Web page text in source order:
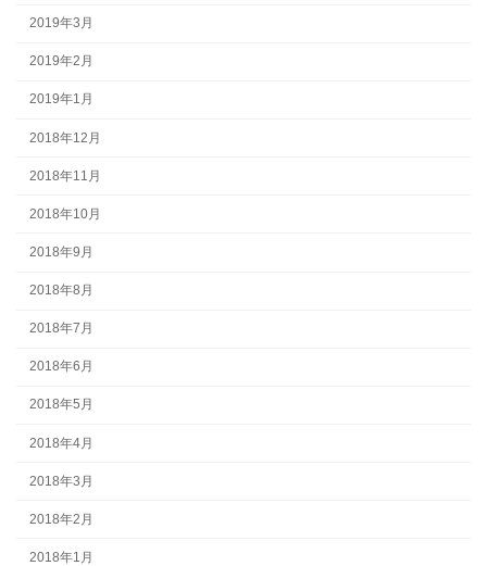
2019年3月
2019年2月
2019年1月
2018年12月
2018年11月
2018年10月
2018年9月
2018年8月
2018年7月
2018年6月
2018年5月
2018年4月
2018年3月
2018年2月
2018年1月